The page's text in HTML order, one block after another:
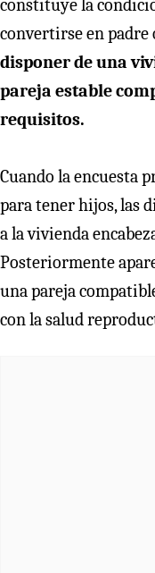
constituye la
convertirse en padre
disponer de una
pareja estable
requisitos.
Cuando la encuesta
para tener hijos, las
a la vivienda
Posteriormente
una pareja
con la salud